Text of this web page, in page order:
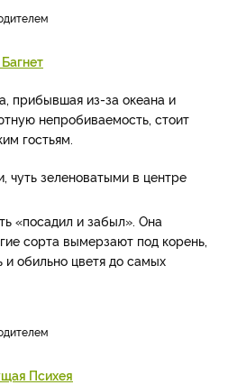
прибывшая из-за океана и
непробиваемость, стоит
гостьям.
чуть зеленоватыми в центре
«посадил и забыл». Она
сорта вымерзают под корень,
обильно цветя до самых
Психея